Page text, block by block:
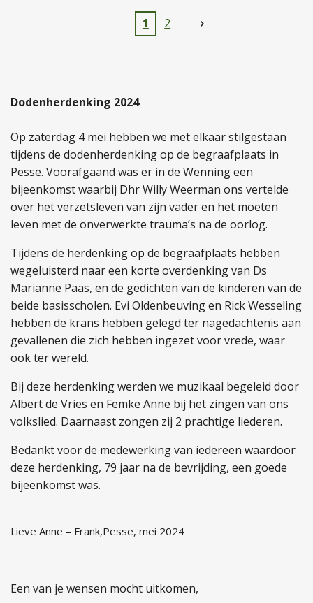
1 2
Dodenherdenking 2024
Op zaterdag 4 mei hebben we met elkaar stilgestaan
tijdens de dodenherdenkingop de begraafplaats in
Pesse. Voorafgaand was er in de Wenningeen
bijeenkomst waarbij DhrWilly Weerman ons vertelde
over het verzetsleven van zijn vader en het moeten
leven met de onverwerkte trauma’s na de oorlog.
Tijdens de herdenking op de begraafplaats hebben
wegeluisterd naar een korte overdenking van Ds
Marianne Paas, en de gedichten van de kinderen van de
beide basisscholen. Evi Oldenbeuving en Rick Wesseling
hebben de krans hebben gelegd ter nagedachtenis aan
gevallenen die zich hebben ingezet voor vrede, waar
ook ter wereld.
Bij deze herdenking werden we muzikaal begeleid door
Albert de Vries en Femke Anne bij het zingen van ons
volkslied. Daarnaast zongen zij 2 prachtige liederen.
Bedankt voorde medewerking van iedereen waardoor
deze herdenking, 79 jaar na de bevrijding, een goede
bijeenkomst was.
Lieve Anne – Frank,Pesse, mei 2024
Een van je wensen mocht uitkomen,